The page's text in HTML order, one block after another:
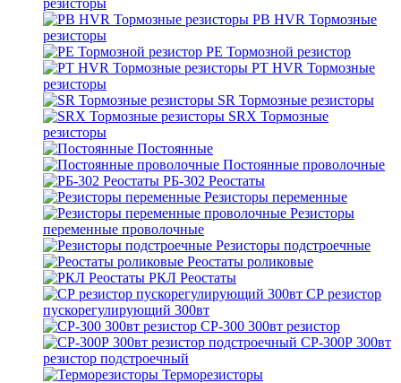
PB HVR Тормозные
резисторы
PE Тормозной резистор
PT HVR Тормозные
резисторы
SR Тормозные резисторы
SRX Тормозные
резисторы
Постоянные
Постоянные проволочные
РБ-302 Реостаты
Резисторы переменные
Резисторы
переменные проволочные
Резисторы подстроечные
Реостаты роликовые
РКЛ Реостаты
СР резистор
пускорегулирующий 300вт
СР-300 300вт резистор
СР-300Р 300вт
резистор подстроечный
Терморезисторы